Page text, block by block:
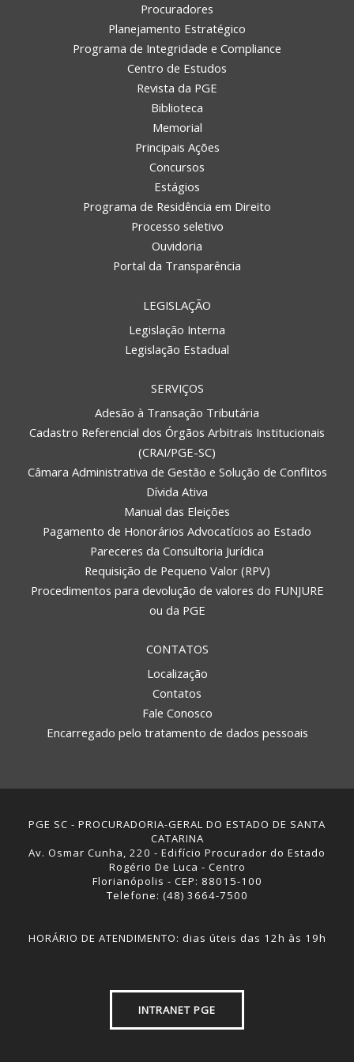
Procuradores
Planejamento Estratégico
Programa de Integridade e Compliance
Centro de Estudos
Revista da PGE
Biblioteca
Memorial
Principais Ações
Concursos
Estágios
Programa de Residência em Direito
Processo seletivo
Ouvidoria
Portal da Transparência
LEGISLAÇÃO
Legislação Interna
Legislação Estadual
SERVIÇOS
Adesão à Transação Tributária
Cadastro Referencial dos Órgãos Arbitrais Institucionais
(CRAI/PGE-SC)
Câmara Administrativa de Gestão e Solução de Conflitos
Dívida Ativa
Manual das Eleições
Pagamento de Honorários Advocatícios ao Estado
Pareceres da Consultoria Jurídica
Requisição de Pequeno Valor (RPV)
Procedimentos para devolução de valores do FUNJURE
ou da PGE
CONTATOS
Localização
Contatos
Fale Conosco
Encarregado pelo tratamento de dados pessoais
PGE SC - PROCURADORIA-GERAL DO ESTADO DE SANTA
CATARINA
Av. Osmar Cunha, 220 - Edifício Procurador do Estado
Rogério De Luca - Centro
Florianópolis - CEP: 88015-100
Telefone: (48) 3664-7500
HORÁRIO DE ATENDIMENTO: dias úteis das 12h às 19h
INTRANET PGE